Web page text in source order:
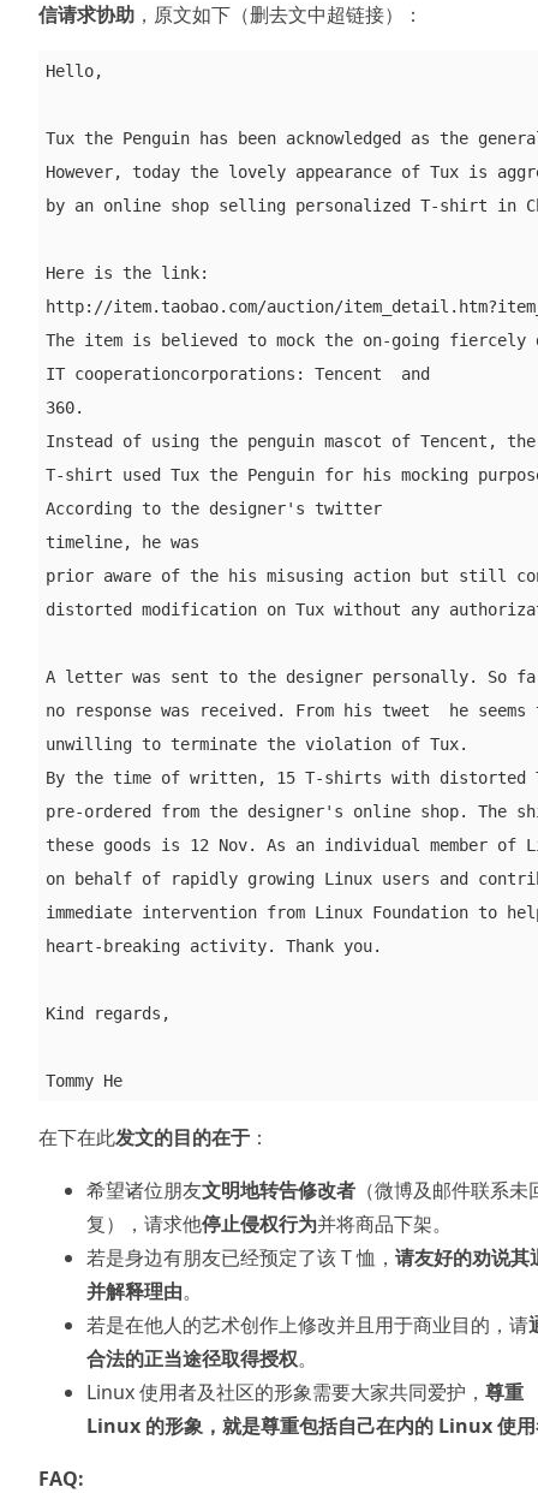
信请求协助 ，原文如下（删去文中超链接）：
Hello,
Tux the Penguin has been acknowledged as the
However, today the lovely appearance of Tux is
by an online shop selling personalized T-shirt in
Here is the link:
http://item.taobao.com/auction/
The item is believed to mock the on-going fiercely
IT cooperationcorporations: Tencent  and
360.
Instead of using the penguin mascot of Tencent,
T-shirt used Tux the Penguin for his mocking
According to the designer's twitter
timeline, he was
prior aware of the his misusing action but still
distorted modification on Tux without any
A letter was sent to the designer personally. So
no response was received. From his tweet  he seems
unwilling to terminate the violation of Tux.
By the time of written, 15 T-shirts with distorted
pre-ordered from the designer's online shop. The
these goods is 12 Nov. As an individual member of
on behalf of rapidly growing Linux users and
immediate intervention from Linux Foundation to
heart-breaking activity. Thank you.
Kind regards,
Tommy He
在下在此发文的目的在于 ：
希望诸位朋友文明地转告修改者 （微博及邮件联系未
复），请求他停止侵权行为并将商品下架。
若是身边有朋友已经预定了该 T 恤， 请友好的劝说其
并解释理由。
若是在他人的艺术创作上修改并且用于商业目的，请
合法的正当途径取得授权。
Linux 使用者及社区的形象需要大家共同爱护， 尊重
Linux 的形象，就是尊重包括自己在内的 Linux 使
FAQ: